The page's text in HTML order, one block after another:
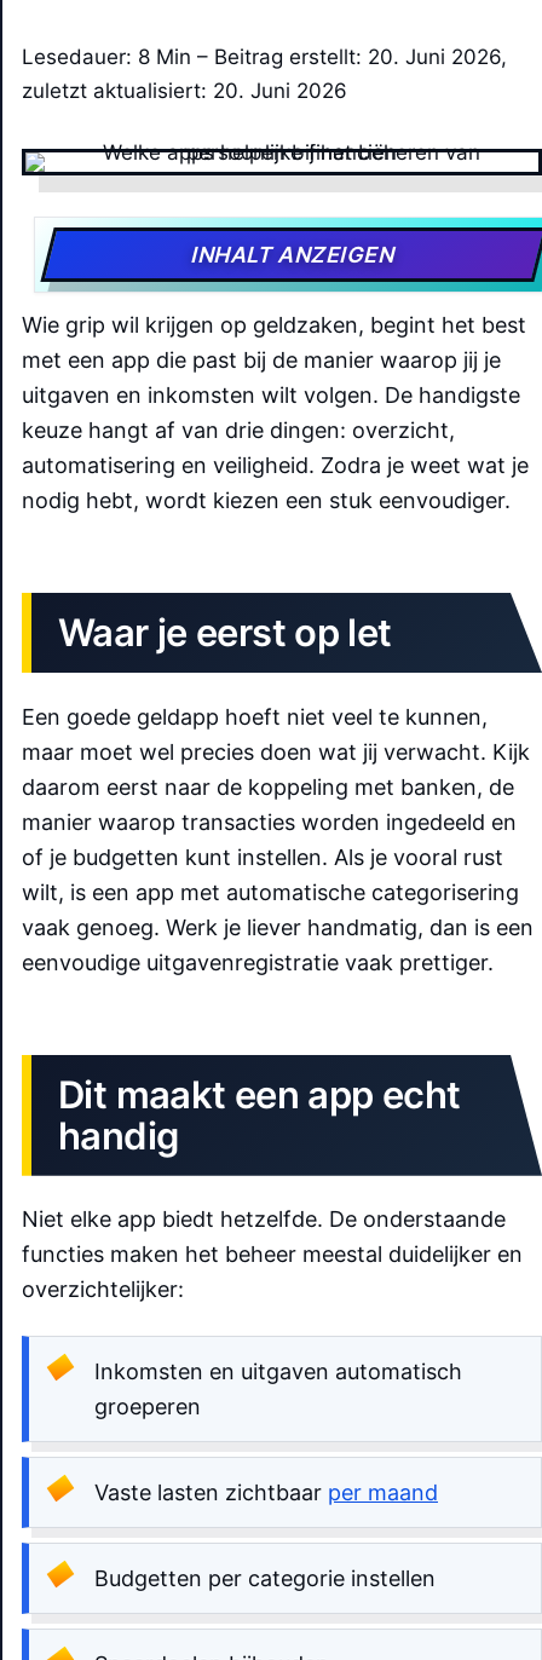
Lesedauer: 8 Min – Beitrag erstellt: 20. Juni 2026,
zuletzt aktualisiert: 20. Juni 2026
INHALT ANZEIGEN
Wie grip wil krijgen op geldzaken, begint het best
met een app die past bij de manier waarop jij je
uitgaven en inkomsten wilt volgen. De handigste
keuze hangt af van drie dingen: overzicht,
automatisering en veiligheid. Zodra je weet wat je
nodig hebt, wordt kiezen een stuk eenvoudiger.
Waar je eerst op let
Een goede geldapp hoeft niet veel te kunnen,
maar moet wel precies doen wat jij verwacht. Kijk
daarom eerst naar de koppeling met banken, de
manier waarop transacties worden ingedeeld en
of je budgetten kunt instellen. Als je vooral rust
wilt, is een app met automatische categorisering
vaak genoeg. Werk je liever handmatig, dan is een
eenvoudige uitgavenregistratie vaak prettiger.
Dit maakt een app echt
handig
Niet elke app biedt hetzelfde. De onderstaande
functies maken het beheer meestal duidelijker en
overzichtelijker:
Inkomsten en uitgaven automatisch
groeperen
Vaste lasten zichtbaar per maand
Budgetten per categorie instellen